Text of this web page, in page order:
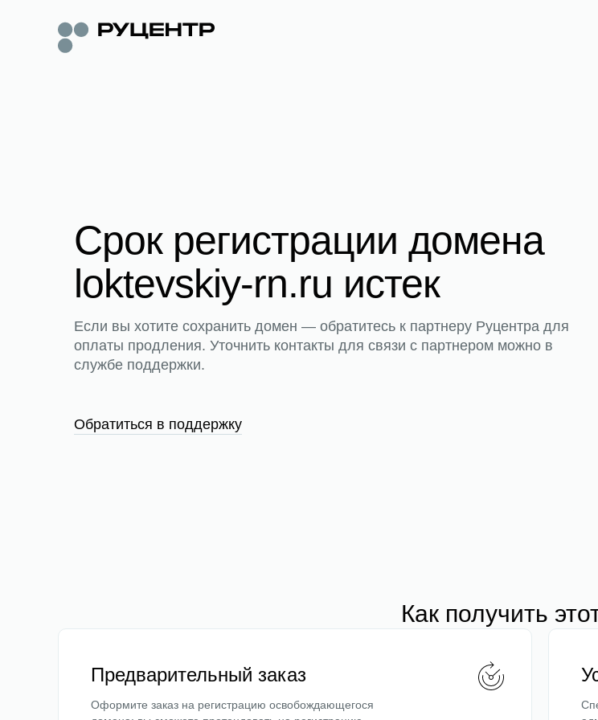
Срок регистрации домена
loktevskiy-rn.ru истек
Если вы хотите сохранить домен — обратитесь к партнеру Руцентра для
оплаты продления. Уточнить контакты для связи с партнером можно в
службе поддержки.
Обратиться в поддержку
Как получить
Предварительный заказ
Оформите заказ на регистрацию освобождающегося